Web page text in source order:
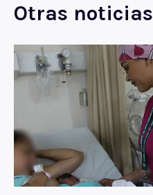
Otras noticias